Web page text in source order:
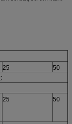
25
50
25 50